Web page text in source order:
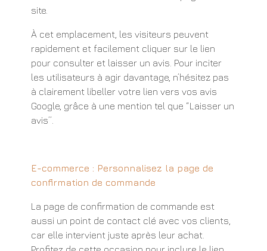
site.
À cet emplacement, les visiteurs peuvent
rapidement et facilement cliquer sur le lien
pour consulter et laisser un avis. Pour inciter
les utilisateurs à agir davantage, n’hésitez pas
à clairement libeller votre lien vers vos avis
Google, grâce à une mention tel que “Laisser un
avis”.
E-commerce : Personnalisez la page de
confirmation de commande
La page de confirmation de commande est
aussi un point de contact clé avec vos clients,
car elle intervient juste après leur achat.